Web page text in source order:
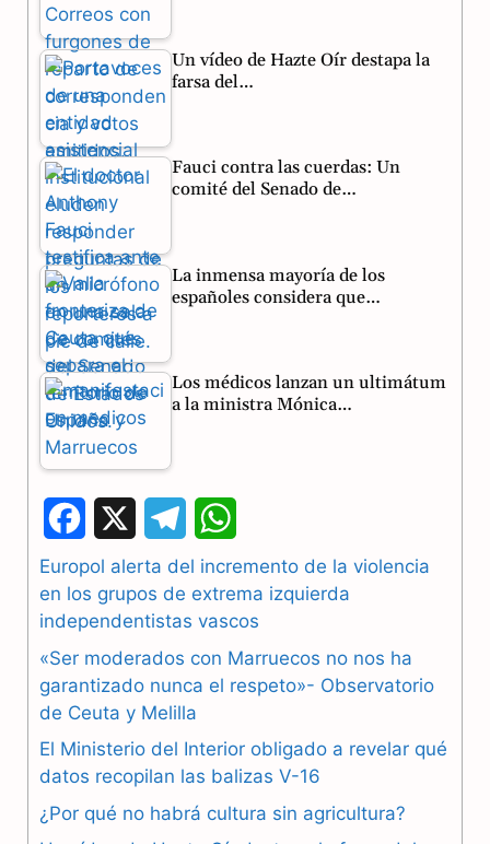
k
Un vídeo de Hazte Oír destapa la
farsa del…
Fauci contra las cuerdas: Un
comité del Senado de…
La inmensa mayoría de los
españoles considera que…
Los médicos lanzan un ultimátum
a la ministra Mónica…
a
c
b
o
o
k
e
g
r
a
m
h
a
s
p
p
Europol alerta del incremento de la violencia
en los grupos de extrema izquierda
independentistas vascos
«Ser moderados con Marruecos no nos ha
garantizado nunca el respeto»- Observatorio
de Ceuta y Melilla
El Ministerio del Interior obligado a revelar qué
datos recopilan las balizas V-16
¿Por qué no habrá cultura sin agricultura?